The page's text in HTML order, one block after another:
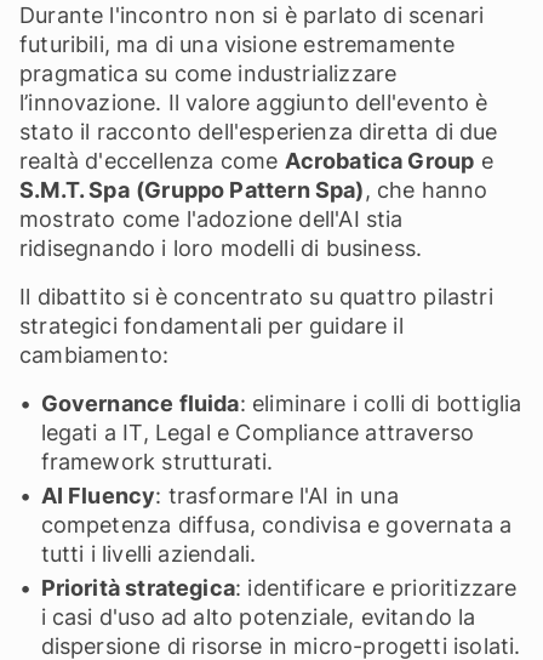
Durante l'incontro non si è parlato di scenari
futuribili, ma di una visione estremamente
pragmatica su come industrializzare
l’innovazione. Il valore aggiunto dell'evento è
stato il racconto dell'esperienza diretta di due
realtà d'eccellenza come Acrobatica Group e
S.M.T. Spa (Gruppo Pattern Spa), che hanno
mostrato come l'adozione dell'AI stia
ridisegnando i loro modelli di business.
Il dibattito si è concentrato su quattro pilastri
strategici fondamentali per guidare il
cambiamento:
Governance fluida: eliminare i colli di bottiglia
legati a IT, Legal e Compliance attraverso
framework strutturati.
AI Fluency: trasformare l'AI in una
competenza diffusa, condivisa e governata a
tutti i livelli aziendali.
Priorità strategica: identificare e prioritizzare
i casi d'uso ad alto potenziale, evitando la
dispersione di risorse in micro-progetti isolati.